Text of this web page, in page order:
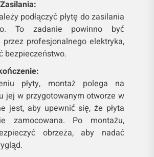
podłączyć płytę do zasilania
To zadanie powinno być
przez profesjonalnego elektryka,
bezpieczeństwo.
płyty, montaż polega na
jej w przygotowanym otworze w
jest, aby upewnić się, że płyta
zamocowana. Po montażu,
obrzeża, aby nadać